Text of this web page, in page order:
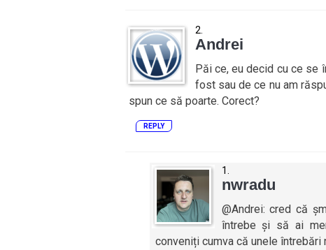
Andrei
Păi ce, eu decid cu ce se
fost sau de ce nu am
spun ce să poarte. Corect?
REPLY
nwradu
@Andrei: cred că
întrebe și să ai
conveniți cumva că unele întrebări